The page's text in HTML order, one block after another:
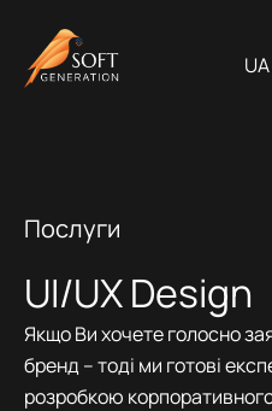
вмісту
вмісту
UA
Послуги
UI/UX Design
Якщо Ви хочете голосно
бренд – тоді ми готові
розробкою